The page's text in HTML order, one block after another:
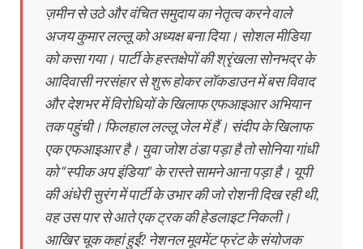
ज़मीन से उठे और वंचित समुदाय का नेतृत्व करने वाले
अजय कुमार लल्लू को अध्यक्ष बना दिया। सोशल मीडिया
को कसा गया। पार्टी के हस्तक्षेपों की श्रृंखला सोनभद्र के
आदिवासी नरसंहार से शुरू होकर लॉकडाउन में बस विवाद
और देशभर में विरोधियों के खिलाफ एफआइआर अभियान
तक पहुंची। फिलहाल लल्लू जेल में हैं। संदीप के खिलाफ
एक एफआइआर है। युवा जोश ठंडा पड़ा है तो सोनिया गांधी
को “स्पीक अप इंडिया” के रास्ते सामने आना पड़ा है। यूपी
की अंधेरी सुरंग में पार्टी के उभार की जो रोशनी दिख रही थी,
वह उस पार से आते एक ट्रक की हेडलाइट निकली।
आखिर चूक कहां हुई? नेशनल मूवमेंट फ्रंट के संयोजक